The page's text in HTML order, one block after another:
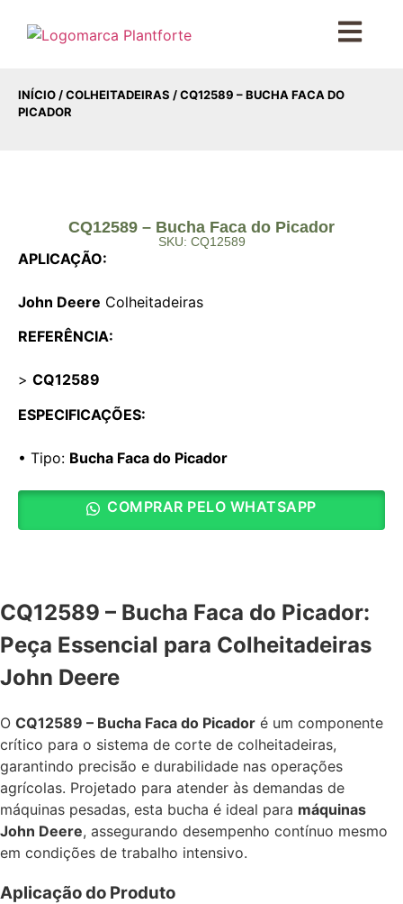
INÍCIO /COLHEITADEIRAS / CQ12589 – BUCHA FACA DO
PICADOR
CQ12589 – Bucha Faca do Picador
SKU: CQ12589
APLICAÇÃO:
John Deere Colheitadeiras
REFERÊNCIA:
> CQ12589
ESPECIFICAÇÕES:
• Tipo: Bucha Faca do Picador
COMPRAR PELO WHATSAPP
CQ12589 – Bucha Faca do Picador:
Peça Essencial para Colheitadeiras
John Deere
O CQ12589 – Bucha Faca do Picador é um componente
crítico para o sistema de corte de colheitadeiras,
garantindo precisão e durabilidade nas operações
agrícolas. Projetado para atender às demandas de
máquinas pesadas, esta bucha é ideal para máquinas
John Deere, assegurando desempenho contínuo mesmo
em condições de trabalho intensivo.
Aplicação do Produto